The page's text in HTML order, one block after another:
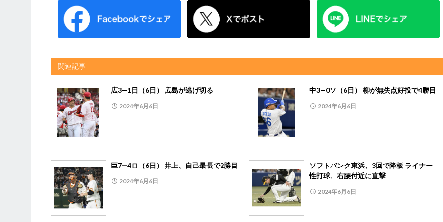
関連記事
広3―1日（6日） 広島が逃げ切る
2024年6月6日
中3―0ソ（6日） 柳が無失点好投で4勝目
2024年6月6日
巨7―4ロ（6日） 井上、自己最長で2勝目
2024年6月6日
ソフトバンク東浜、3回で降板 ライナー
性打球、右腰付近に直撃
2024年6月6日